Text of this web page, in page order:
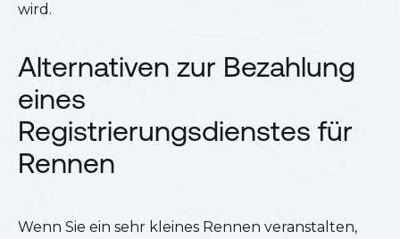
wird.
Alternativen zur Bezahlung
eines
Registrierungsdienstes für
Rennen
Wenn Sie ein sehr kleines Rennen veranstalten,